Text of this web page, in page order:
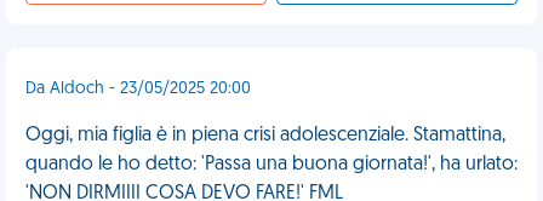
Da Aldoch - 23/05/2025 20:00
Oggi, mia figlia è in piena crisi adolescenziale. Stamattina,
quando le ho detto: 'Passa una buona giornata!', ha urlato:
'NON DIRMIIII COSA DEVO FARE!' FML